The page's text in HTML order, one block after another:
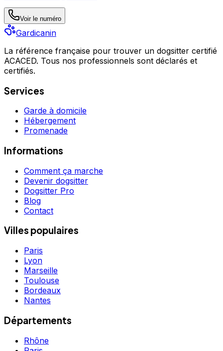
Voir le numéro
Gardicanin
La référence française pour trouver un dogsitter certifié
ACACED. Tous nos professionnels sont déclarés et
certifiés.
Services
Garde à domicile
Hébergement
Promenade
Informations
Comment ça marche
Devenir dogsitter
Dogsitter Pro
Blog
Contact
Villes populaires
Paris
Lyon
Marseille
Toulouse
Bordeaux
Nantes
Départements
Rhône